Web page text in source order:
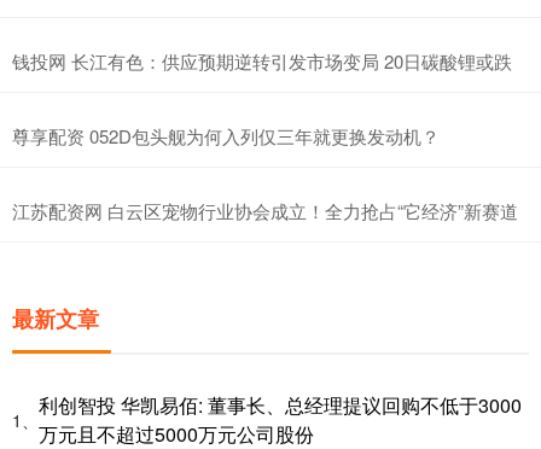
钱投网 长江有色：供应预期逆转引发市场变局 20日碳酸锂或跌
尊享配资 052D包头舰为何入列仅三年就更换发动机？
江苏配资网 白云区宠物行业协会成立！全力抢占“它经济”新赛道
最新文章
1、
利创智投 华凯易佰: 董事长、总经理提议回购不低于3000
万元且不超过5000万元公司股份